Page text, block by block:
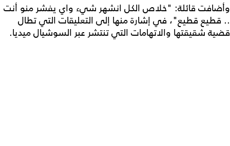
وأضافت قائلة: "خلاص الكل انشهر شيء واي يفشر منو أنت
.. قطيع قطيع"، في إشارة منها إلى التعليقات التي تطال
قضية شقيقتها والاتهامات التي تنتشر عبر السوشيال ميديا.